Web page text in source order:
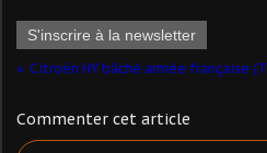
S'inscrire à la newsletter
Commenter cet article